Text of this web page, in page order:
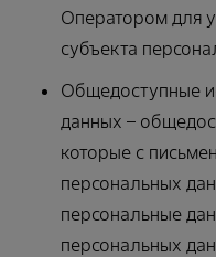
Оператором для
субъекта
Общедоступные
данных –
которые с
персональных
персональные
персональных